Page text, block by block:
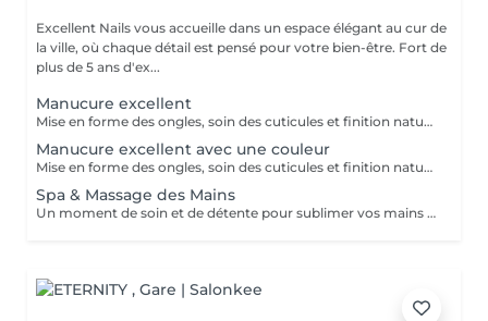
Excellent Nails vous accueille dans un espace élégant au cur de
la ville, où chaque détail est pensé pour votre bien-être. Fort de
plus de 5 ans d'ex...
Manucure excellent
Mise en forme des ongles, soin des cuticules et finition naturelle pour des mains propres et soignée.
Manucure excellent avec une couleur
Mise en forme des ongles, soin des cuticules et finition naturelle (manicure simples) pour des mains propres et soignée avec une couleur.
Spa & Massage des Mains
Un moment de soin et de détente pour sublimer vos mains après votre prestation d'onglerie. Ce service comprend une manucure combinée, avec le retrait soigné des cuticules et la préparation de l'ongle naturel.Après la pose de gel ou d'acrylique, un gommage des mains est réalisé afin d'éliminer les cellules mortes et de laisser la peau douce et lumineuse. Le soin se poursuit avec une hydratation profonde accompagnée d'un massage relaxant des mains, pour nourrir la peau et apporter une sensation de bien-être. Ce service est réalisé après la pose de gel ou d'acrylique, afin de finaliser la prestation et offrir un moment de relaxation tout en sublimant les mains.